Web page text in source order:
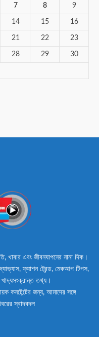
7 8 9
14 15 16
21 22 23
28 29 30
খাবার এবং জীবনযাপনের নানা দিক।
ফ্যাশন ট্রেন্ড, মেকআপ টিপস,
খাদ্যসংক্রান্ত তথ্য।
কনটেন্টের জন্য, আমাদের সঙ্গে
স্বাদবদল